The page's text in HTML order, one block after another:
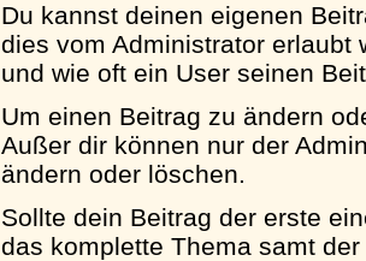
Du kannst deinen eigenen
dies vom Administrator erlaubt
und wie oft ein User seinen
Um einen Beitrag zu ändern
Außer dir können nur der
ändern oder löschen.
Sollte dein Beitrag der erste
das komplette Thema samt